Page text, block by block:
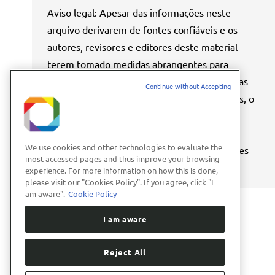
Aviso legal: Apesar das informações neste
arquivo derivarem de fontes confiáveis e os
autores, revisores e editores deste material
terem tomado medidas abrangentes para
garantir a compilação e processamento destas
informações em padrões comumente aceitos, o
Centro Nacional de Pesquisa em Energia e
Materiais – CNPEM, seus representantes,
funcionários, diretores, agentes, fornecedores
ou terceiros mencionados…
We use cookies and other technologies to evaluate the
most accessed pages and thus improve your browsing
experience. For more information on how this is done,
please visit our "Cookies Policy". If you agree, click "I
am aware". Cookie Policy
I am aware
Reject All
Continue without Accepting